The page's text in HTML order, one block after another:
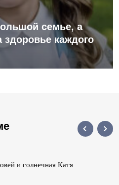
семье, а
здоровье каждого
и солнечная Катя